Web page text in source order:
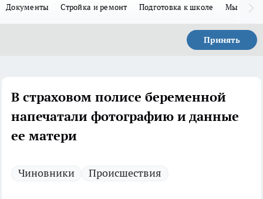
Документы Стройка и ремонт Подготовка к школе Мы в MAX
Принять
В страховом полисе беременной
напечатали фотографию и данные
ее матери
Чиновники Происшествия